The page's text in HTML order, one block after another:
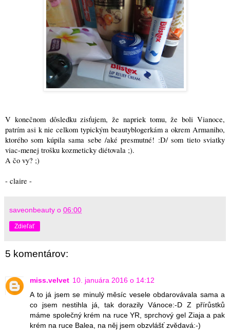
V konečnom dôsledku zisťujem, že napriek tomu, že boli Vianoce,
patrím asi k nie celkom typickým beautyblogerkám a okrem Armaniho,
ktorého som kúpila sama sebe /aké presmutné! :D/ som tieto sviatky
viac-menej trošku kozmeticky diétovala ;).
A čo vy? ;)
- claire -
saveonbeauty o 06:00
Zdieľať
5 komentárov:
miss.velvet 10. januára 2016 o 14:12
A to já jsem se minulý měsíc vesele obdarovávala sama a
co jsem nestihla já, tak dorazily Vánoce:-D Z přírůstků
máme společný krém na ruce YR, sprchový gel Ziaja a pak
krém na ruce Balea, na něj jsem obzvlášť zvědavá:-)